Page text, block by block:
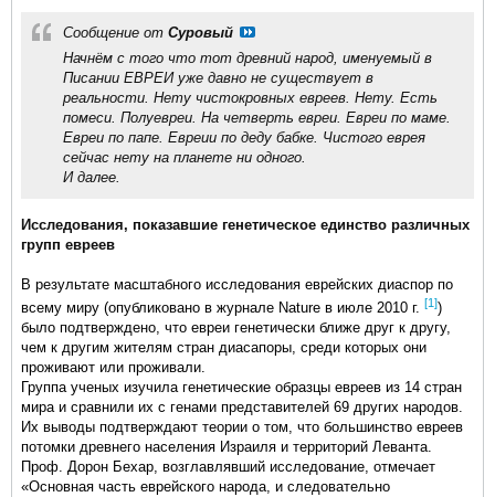
Сообщение от Суровый
Начнём с того что тот древний народ, именуемый в
Писании ЕВРЕИ уже давно не существует в
реальности. Нету чистокровных евреев. Нету. Есть
помеси. Полуевреи. На четверть евреи. Евреи по маме.
Евреи по папе. Евреии по деду бабке. Чистого еврея
сейчас нету на планете ни одного.
И далее.
Исследования, показавшие генетическое единство различных
групп евреев
В результате масштабного исследования еврейских диаспор по
всему миру (опубликовано в журнале Nature в июле 2010 г. [1])
было подтверждено, что евреи генетически ближе друг к другу,
чем к другим жителям стран диасапоры, среди которых они
проживают или проживали.
Группа ученых изучила генетические образцы евреев из 14 стран
мира и сравнили их с генами представителей 69 других народов.
Их выводы подтверждают теории о том, что большинство евреев
потомки древнего населения Израиля и территорий Леванта.
Проф. Дорон Бехар, возглавлявший исследование, отмечает
«Основная часть еврейского народа, и следовательно